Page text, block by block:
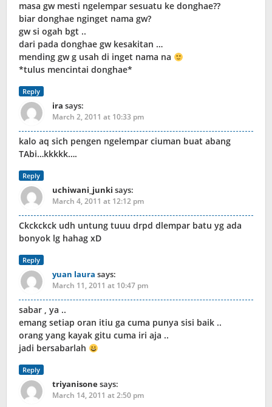
masa gw mesti ngelempar sesuatu ke donghae??
biar donghae nginget nama gw?
gw si ogah bgt ..
dari pada donghae gw kesakitan …
mending gw g usah di inget nama na
*tulus mencintai donghae*
Reply
ira says:
March 2, 2011 at 10:33 pm
kalo aq sich pengen ngelempar ciuman buat abang
TAbi…kkkkk….
Reply
uchiwani_junki says:
March 4, 2011 at 12:12 pm
Ckckckck udh untung tuuu drpd dlempar batu yg ada
bonyok lg hahag xD
Reply
yuan laura says:
March 11, 2011 at 10:47 pm
sabar , ya ..
emang setiap oran itiu ga cuma punya sisi baik ..
orang yang kayak gitu cuma iri aja ..
jadi bersabarlah
Reply
triyanisonesays:
March 14, 2011 at 2:50 pm